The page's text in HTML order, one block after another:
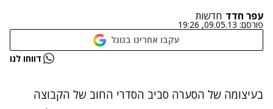
עפר חדד חדשות
פורסם: 09.05.13, 19:26
עקבו אחרינו בגוגל
נתקלנו בבעיה דווחו לנו
בעיצומה של הסערה סביב הסדרי החוב של הקבוצה